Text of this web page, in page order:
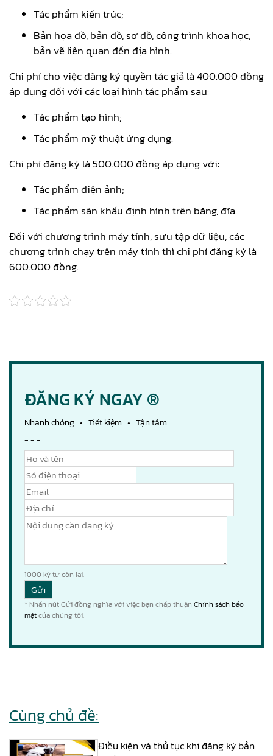
Tác phẩm kiến trúc;
Bản họa đồ, bản đồ, sơ đồ, công trình khoa học,
bản vẽ liên quan đến địa hình.
Chi phí cho việc đăng ký quyền tác giả là 400.000 đồng
áp dụng đối với các loại hình tác phẩm sau:
Tác phẩm tạo hình;
Tác phẩm mỹ thuật ứng dụng.
Chi phí đăng ký là 500.000 đồng áp dụng với:
Tác phẩm điện ảnh;
Tác phẩm sân khấu định hình trên băng, đĩa.
Đối với chương trình máy tính, sưu tập dữ liệu, các
chương trình chạy trên máy tính thì chi phí đăng ký là
600.000 đồng.
ĐĂNG KÝ NGAY ®
Nhanh chóng • Tiết kiệm • Tận tâm
- - -
1000 ký tự còn lại.
* Nhấn nút Gửi đồng nghĩa với việc bạn chấp thuận Chính sách bảo
mậtcủa chúng tôi.
Cùng chủ đề:
Điều kiện và thủ tục khi đăng ký bản